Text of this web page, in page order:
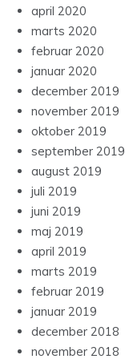
april 2020
marts 2020
februar 2020
januar 2020
december 2019
november 2019
oktober 2019
september 2019
august 2019
juli 2019
juni 2019
maj 2019
april 2019
marts 2019
februar 2019
januar 2019
december 2018
november 2018